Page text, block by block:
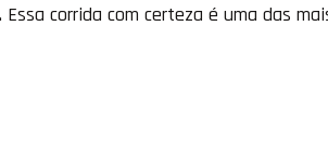
corrida com certeza é uma das